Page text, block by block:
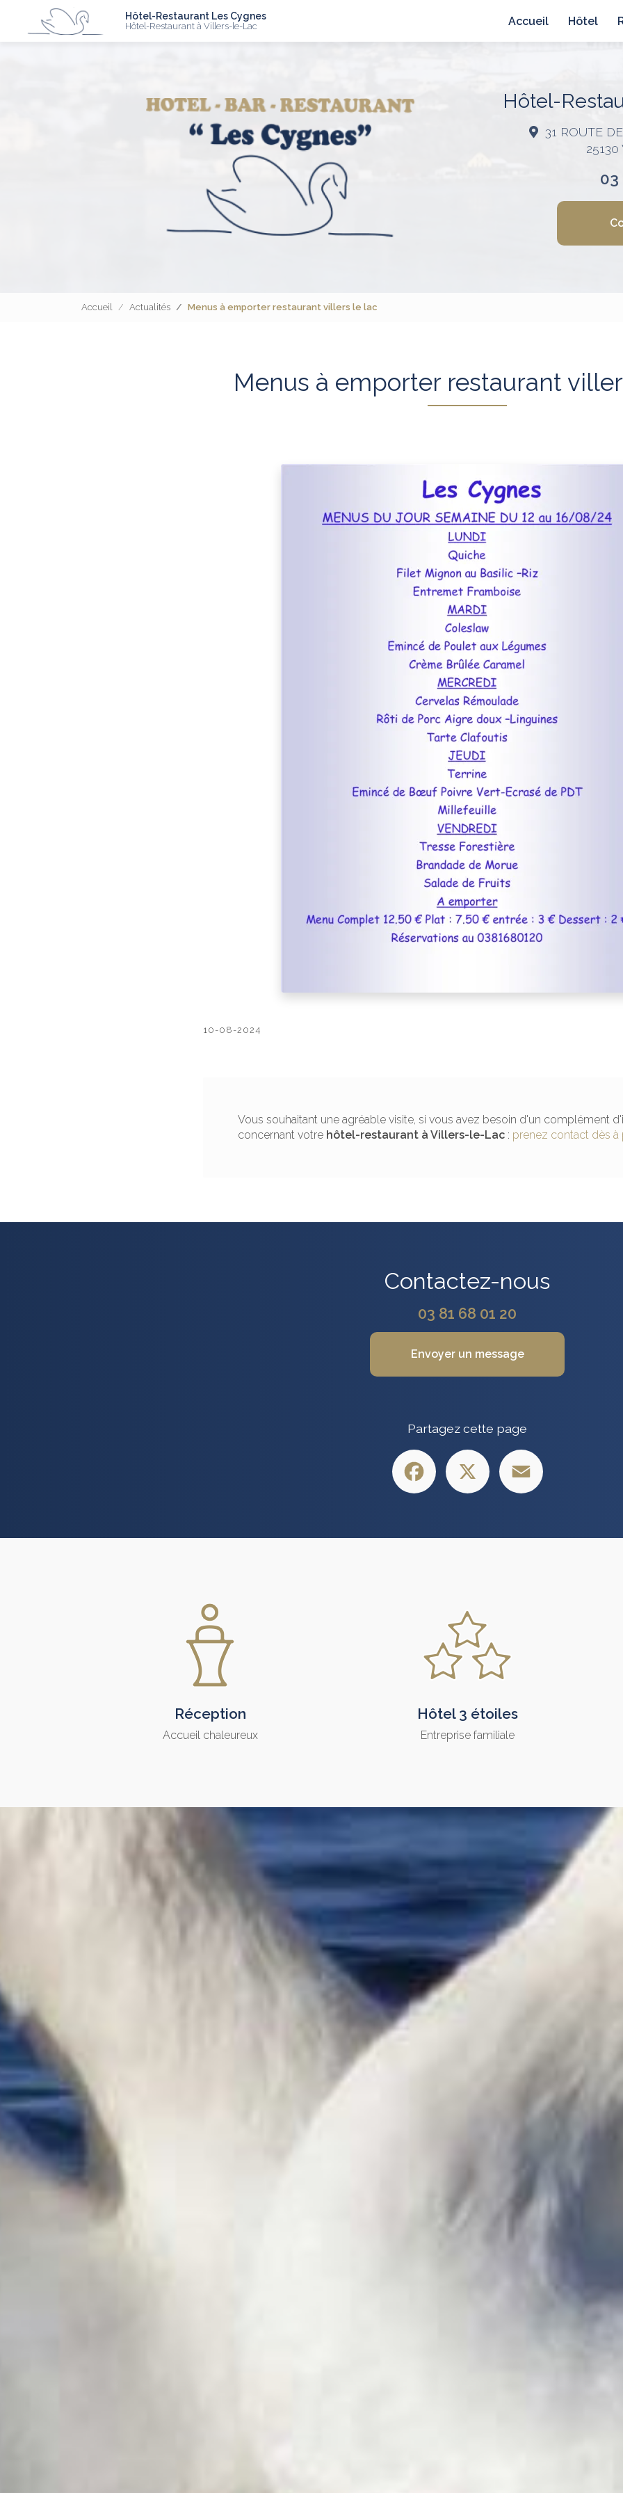
contenu
Hôtel-Restaurant Les Cygnes
Hôtel-Restaurant à Villers-le-Lac
Accueil
Hôtel
Hôtel-
31 ROUTE
03
Accueil Actualités Menus à emporter restaurant villers le lac
Menus à emporter restaurant
10-08-2024
Vous souhaitant une agréable visite, si vous avez besoin d'un complément
concernant votre hôtel-restaurant à Villers-le-Lac : prenez contact dès à
Contactez-nous
03 81 68 01 20
Envoyer un message
Partagez cette page
Facebook
Réception
Accueil chaleureux
Hôtel 3 étoiles
Entreprise familiale